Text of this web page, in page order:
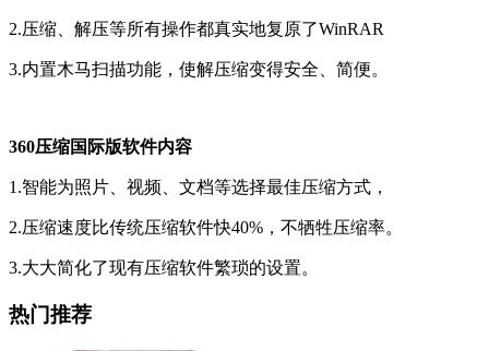
2.压缩、解压等所有操作都真实地复原了WinRAR
3.内置木马扫描功能，使解压缩变得安全、简便。
360压缩国际版软件内容
1.智能为照片、视频、文档等选择最佳压缩方式，
2.压缩速度比传统压缩软件快40%，不牺牲压缩率。
3.大大简化了现有压缩软件繁琐的设置。
热门推荐